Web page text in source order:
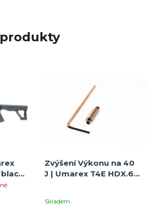
black
Zvýšení Výkonu na 40
J | Umarex T4E HDX.68
Skladem